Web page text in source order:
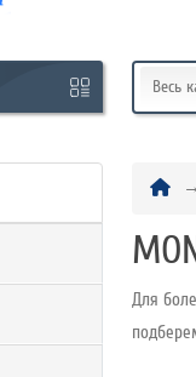
Весь
Для